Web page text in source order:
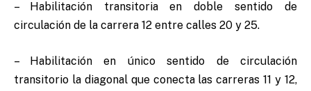
– Habilitación transitoria en doble sentido de
circulación de la carrera 12 entre calles 20 y 25.
– Habilitación en único sentido de circulación
transitorio la diagonal que conecta las carreras 11 y 12,